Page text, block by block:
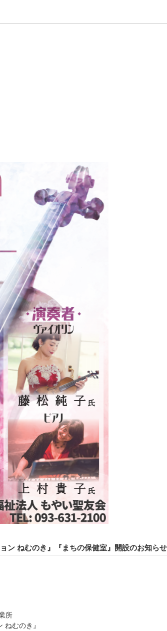
ン ねむのき』『まちの保健室』開設のお知らせ
所
ねむのき』